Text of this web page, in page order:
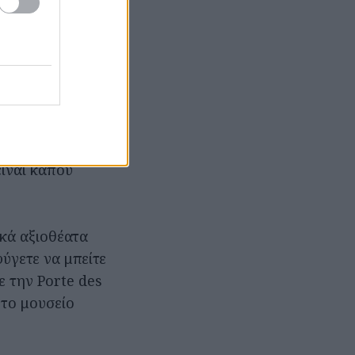
πίνακα
8,5
από
κάπου
αξιοθέατα
να μπείτε
την Porte des
μουσείο